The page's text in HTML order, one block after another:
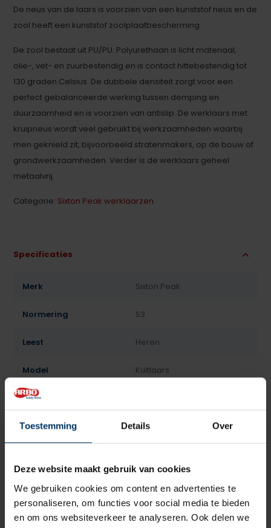
Toestemming Details Over
Deze website maakt gebruik van cookies
We gebruiken cookies om content en advertenties te
personaliseren, om functies voor social media te bieden
en om ons websiteverkeer te analyseren. Ook delen we
De neus van de laars is voorzien van een kunststof neus en de
zool heeft een kunststof zoolplaatbescherming.
De zool bestaat uit PU/PU. Polyurethaan is licht materiaal,
olie-, vet- en zuurbestendig en is contact hittebestendig tot
130 graden Celsius. De dubbele densiteit zorgt voor een
perfect gebalanceerde werking tussen demping en
duurzaamheid en is voorzien van antislip. De werklaars met
kruipneus wordt veel gebruikt bij werkzaamheden waarbij
men geknield zit, bijvoorbeeld stratenmakers, op de bouw of
grondwerkzaamheden. Verder is de werklaars geheel
metaalvrij.
Categorie: Sixton Peak werklaarzen
Specificaties
Merk Sixton Peak
Normering S3
Leest Heren
Model Kuitlaars
Sluiting
Bovenmateriaal Leder
Zoolbeveiliging Kunststof